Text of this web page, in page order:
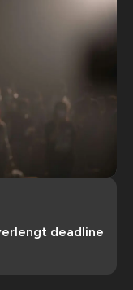
deadline